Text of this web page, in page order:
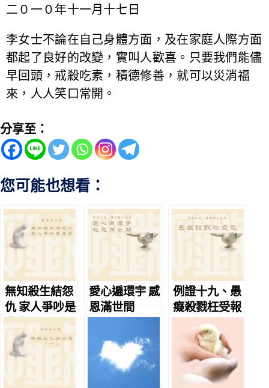
二０一０年十一月十七日
李女士不論在自己身體方面，及在家庭人際方面
都起了良好的改變，實叫人歡喜。只要我們能儘
早回頭，戒殺吃素，積德修善，就可以災消福
來，人人笑口常開。
分享至：
您可能也想看：
無知殺生結怨
仇 家人爭吵是
非多
愛心遍環宇 感
恩滿世間
例證十九、愚
癡殺戮枉受報